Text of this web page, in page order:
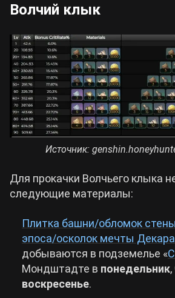
Волчий клык
Источник:
Для прокачки Волчьего клыка
следующие материалы:
Плитка башни/обломок
эпоса/осколок мечты
добываются в подземелье «
Мондштадте в понедельник,
воскресенье.